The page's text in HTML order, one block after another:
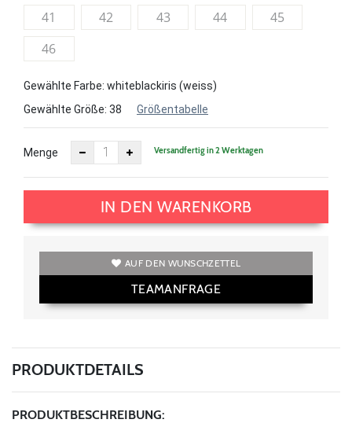
41
42 43 44
45
46
Gewählte Farbe: whiteblackiris (weiss)
Gewählte Größe: 38 Größentabelle
Menge Versandfertig in 2 Werktagen
IN DEN WARENKORB
AUF DEN WUNSCHZETTEL
TEAMANFRAGE
PRODUKTDETAILS
PRODUKTBESCHREIBUNG: